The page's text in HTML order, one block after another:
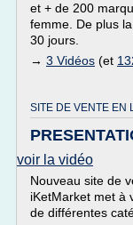
et + de 200
femme. De plus
30 jours.
→ 3 Vidéos (et
SITE DE VENTE EN
voir la vidéo
Nouveau site de
iKetMarket met à
de différentes